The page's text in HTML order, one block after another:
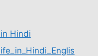
Hindi